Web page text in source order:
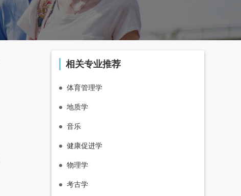
相关专业推荐
体育管理学
地质学
音乐
健康促进学
物理学
考古学